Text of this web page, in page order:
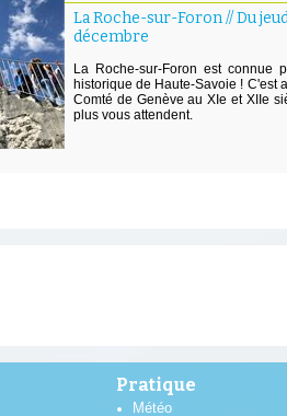
La Roche-sur-Foron//Du
décembre
La Roche-sur-Foron est connue
historique de Haute-Savoie ! C'est
Comté de Genève au XIe et XIIe
plus vous attendent.
Pratique
Météo